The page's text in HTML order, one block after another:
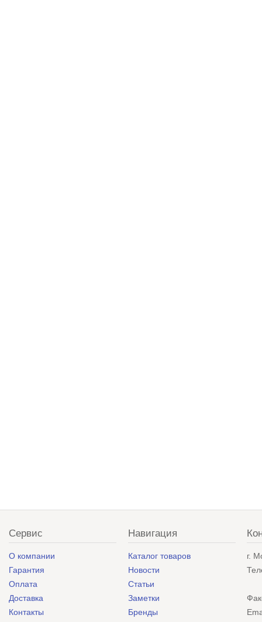
Сервис
О компании
Гарантия
Оплата
Доставка
Контакты
Навигация
Каталог товаров
Новости
Статьи
Заметки
Бренды
г.